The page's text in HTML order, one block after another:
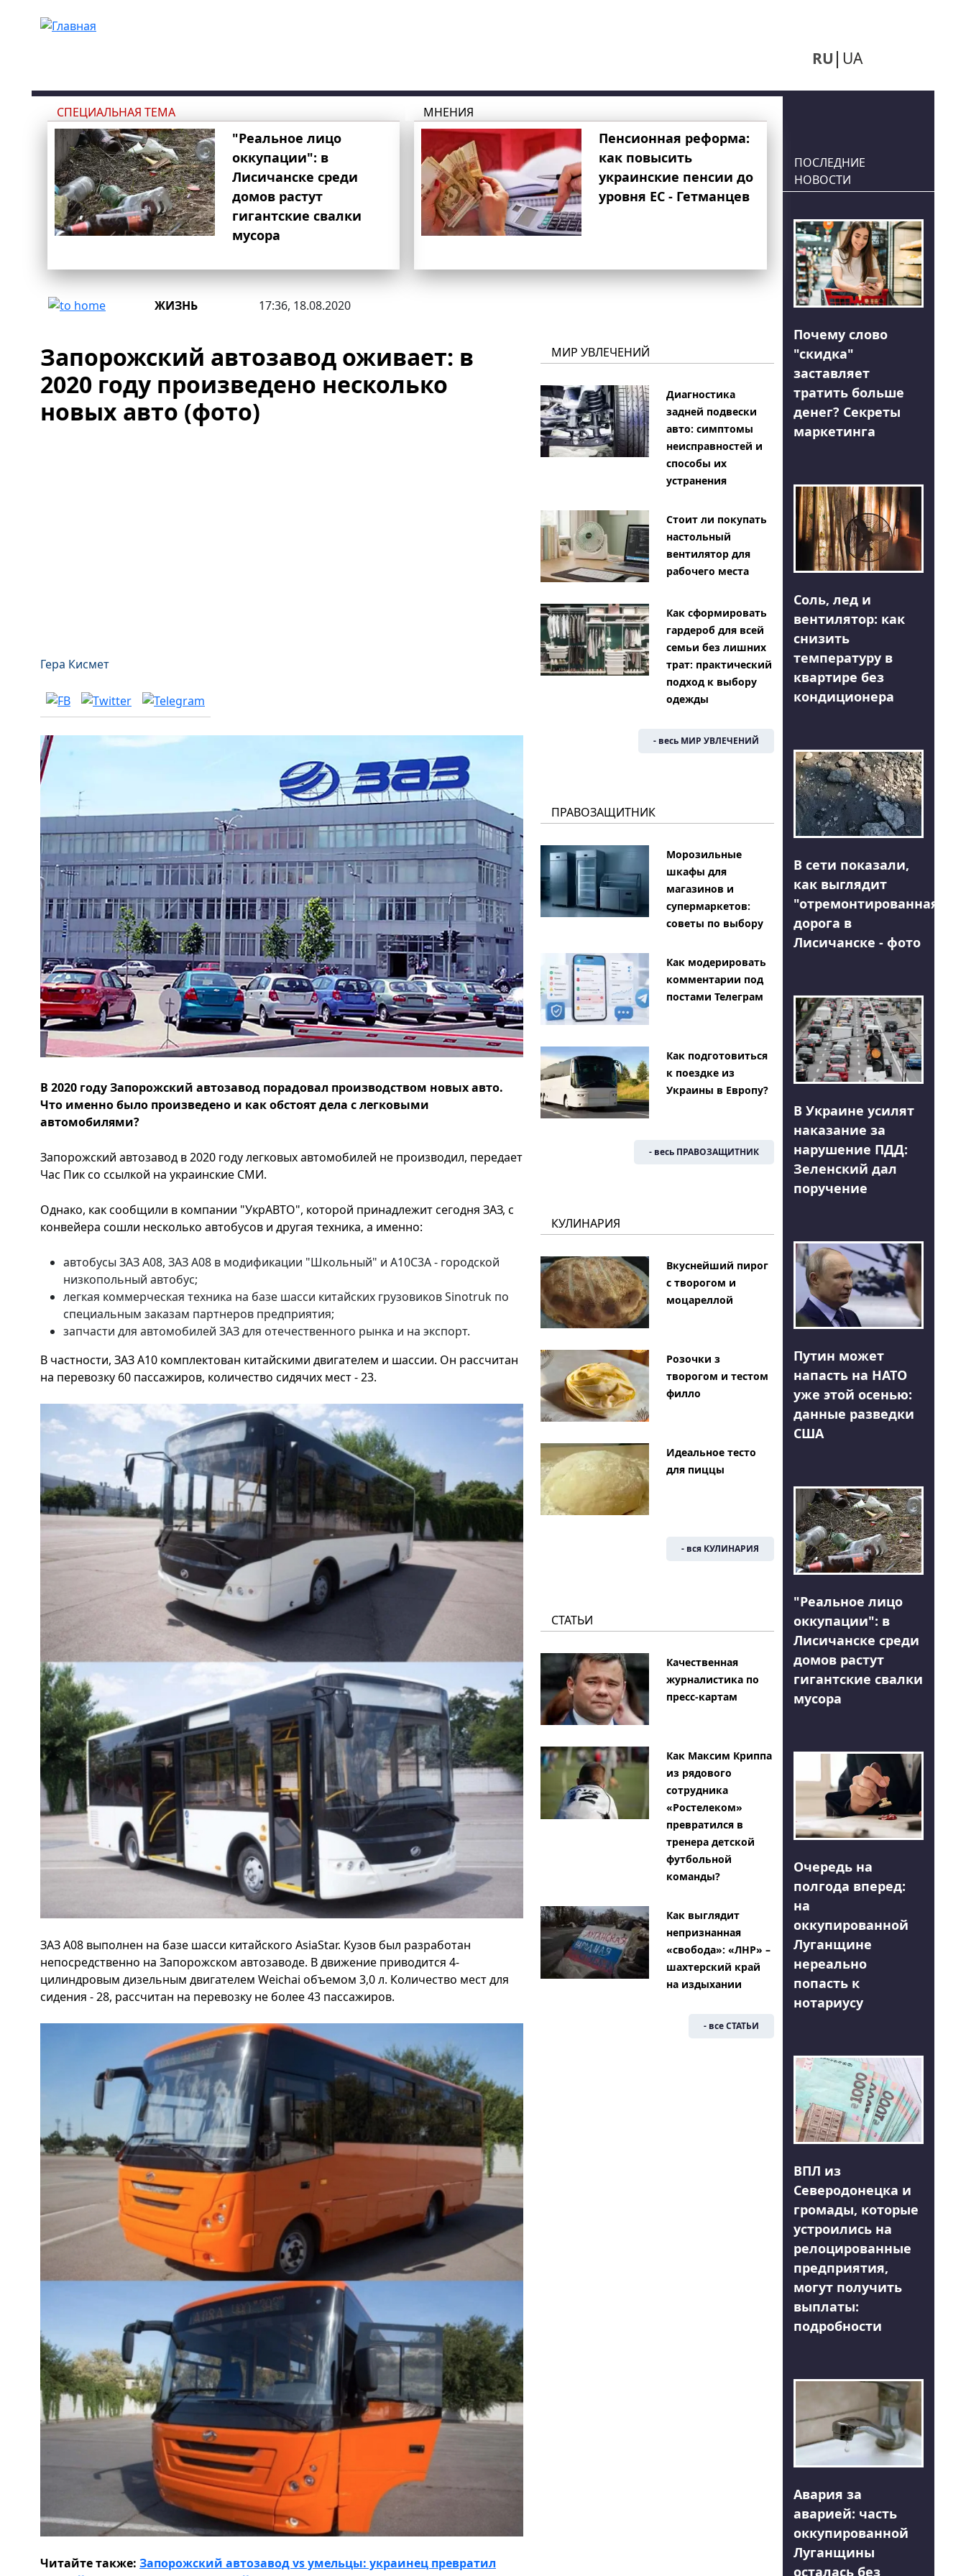
RU UA
СПЕЦИАЛЬНАЯ ТЕМА
"Реальное лицо
оккупации": в
Лисичанске среди
домов растут
гигантские свалки
мусора
МНЕНИЯ
Пенсионная реформа:
как повысить
украинские пенсии до
уровня ЕС - Гетманцев
ЖИЗНЬ 17:36, 18.08.2020
Запорожский автозавод оживает: в
2020 году произведено несколько
новых авто (фото)
Гера Кисмет
В 2020 году Запорожский автозавод порадовал производством новых авто.
Что именно было произведено и как обстоят дела с легковыми
автомобилями?
Запорожский автозавод в 2020 году легковых автомобилей не производил, передает
Час Пик со ссылкой на украинские СМИ.
Однако, как сообщили в компании "УкрАВТО", которой принадлежит сегодня ЗАЗ, с
конвейера сошли несколько автобусов и другая техника, а именно:
автобусы ЗАЗ А08, ЗАЗ А08 в модификации "Школьный" и А10С3А - городской
низкопольный автобус;
легкая коммерческая техника на базе шасси китайских грузовиков Sinotruk по
специальным заказам партнеров предприятия;
запчасти для автомобилей ЗАЗ для отечественного рынка и на экспорт.
В частности, ЗАЗ А10 комплектован китайскими двигателем и шассии. Он рассчитан
на перевозку 60 пассажиров, количество сидячих мест - 23.
ЗАЗ А08 выполнен на базе шасси китайского AsiaStar. Кузов был разработан
непосредственно на Запорожском автозаводе. В движение приводится 4-
цилиндровым дизельным двигателем Weichai объемом 3,0 л. Количество мест для
сидения - 28, рассчитан на перевозку не более 43 пассажиров.
Читайте также: Запорожский автозавод vs умельцы: украинец превратил
МИР УВЛЕЧЕНИЙ
Диагностика
задней подвески
авто: симптомы
неисправностей и
способы их
устранения
Стоит ли покупать
настольный
вентилятор для
рабочего места
Как сформировать
гардероб для всей
семьи без лишних
трат: практический
подход к выбору
одежды
- весь МИР УВЛЕЧЕНИЙ
ПРАВОЗАЩИТНИК
Морозильные
шкафы для
магазинов и
супермаркетов:
советы по выбору
Как модерировать
комментарии под
постами Телеграм
Как подготовиться
к поездке из
Украины в Европу?
- весь ПРАВОЗАЩИТНИК
КУЛИНАРИЯ
Вкуснейший пирог
с творогом и
моцареллой
Розочки з
творогом и тестом
филло
Идеальное тесто
для пиццы
- вся КУЛИНАРИЯ
СТАТЬИ
Качественная
журналистика по
пресс-картам
Как Максим Криппа
из рядового
сотрудника
«Ростелеком»
превратился в
тренера детской
футбольной
команды?
Как выглядит
непризнанная
«свобода»: «ЛНР» –
шахтерский край
на издыхании
- все СТАТЬИ
ПОСЛЕДНИЕ
НОВОСТИ
Почему слово
"скидка"
заставляет
тратить больше
денег? Секреты
маркетинга
Соль, лед и
вентилятор: как
снизить
температуру в
квартире без
кондиционера
В сети показали,
как выглядит
"отремонтированная"
дорога в
Лисичанске - фото
В Украине усилят
наказание за
нарушение ПДД:
Зеленский дал
поручение
Путин может
напасть на НАТО
уже этой осенью:
данные разведки
США
"Реальное лицо
оккупации": в
Лисичанске среди
домов растут
гигантские свалки
мусора
Очередь на
полгода вперед:
на
оккупированной
Луганщине
нереально
попасть к
нотариусу
ВПЛ из
Северодонецка и
громады, которые
устроились на
релоцированные
предприятия,
могут получить
выплаты:
подробности
Авария за
аварией: часть
оккупированной
Луганщины
осталась без